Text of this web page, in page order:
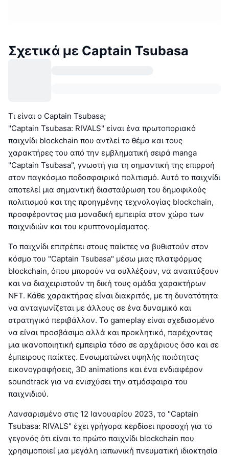
Σχετικά με Captain Tsubasa
Τι είναι ο Captain Tsubasa;
"Captain Tsubasa: RIVALS" είναι ένα πρωτοποριακό
παιχνίδι blockchain που αντλεί το θέμα και τους
χαρακτήρες του από την εμβληματική σειρά manga
"Captain Tsubasa", γνωστή για τη σημαντική της επιρροή
στον παγκόσμιο ποδοσφαιρικό πολιτισμό. Αυτό το παιχνίδι
αποτελεί μια σημαντική διασταύρωση του δημοφιλούς
πολιτισμού και της προηγμένης τεχνολογίας blockchain,
προσφέροντας μια μοναδική εμπειρία στον χώρο των
παιχνιδιών και του κρυπτονομίσματος.
Το παιχνίδι επιτρέπει στους παίκτες να βυθιστούν στον
κόσμο του "Captain Tsubasa" μέσω μιας πλατφόρμας
blockchain, όπου μπορούν να συλλέξουν, να αναπτύξουν
και να διαχειριστούν τη δική τους ομάδα χαρακτήρων
NFT. Κάθε χαρακτήρας είναι διακριτός, με τη δυνατότητα
να ανταγωνίζεται με άλλους σε ένα δυναμικό και
στρατηγικό περιβάλλον. Το gameplay είναι σχεδιασμένο
να είναι προσβάσιμο αλλά και προκλητικό, παρέχοντας
μια ικανοποιητική εμπειρία τόσο σε αρχάριους όσο και σε
έμπειρους παίκτες. Ενσωματώνει υψηλής ποιότητας
εικονογραφήσεις, 3D animations και ένα ενδιαφέρον
soundtrack για να ενισχύσει την ατμόσφαιρα του
παιχνιδιού.
Λανσαρισμένο στις 12 Ιανουαρίου 2023, το "Captain
Tsubasa: RIVALS" έχει γρήγορα κερδίσει προσοχή για το
γεγονός ότι είναι το πρώτο παιχνίδι blockchain που
χρησιμοποιεί μια μεγάλη ιαπωνική πνευματική ιδιοκτησία